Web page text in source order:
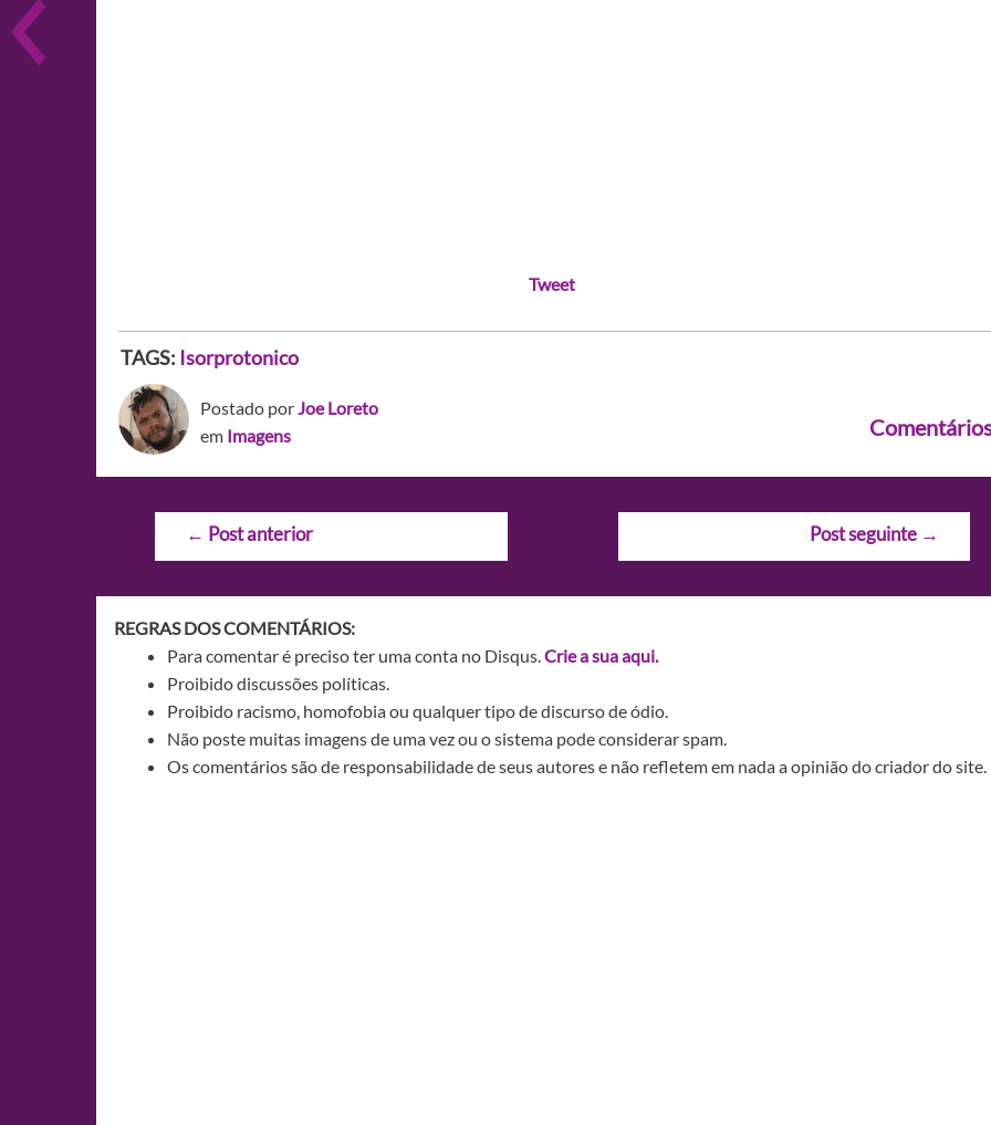
Tweet
TAGS: Isorprotonico
Postado porJoe Loreto
em Imagens
Navegação
← Post anterior Post seguinte →
REGRAS DOS COMENTÁRIOS:
Para comentar é preciso ter uma conta no Disqus.Crie a sua aqui.
Proibido discussões políticas.
Proibido racismo, homofobia ou qualquer tipo de discurso de ódio.
Não poste muitas imagens de uma vez ou o sistema pode considerar spam.
Os comentários são de responsabilidade de seus autores e não refletem em nada a opinião do criador do site.